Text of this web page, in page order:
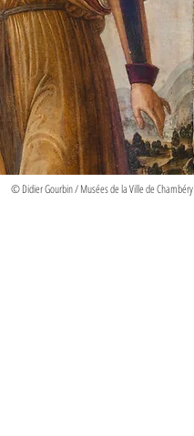
© Didier Gourbin / Musées de la Ville de Chambéry